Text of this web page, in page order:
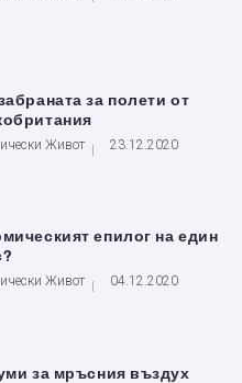
за полети от
Живот 23.12.2020
епилог на един
Живот 04.12.2020
за мръсния въздух